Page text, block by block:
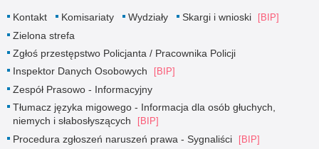
Kontakt Komisariaty Wydziały
Skargi i wnioski
Zielona strefa
Zgłoś przestępstwo Policjanta / Pracownika Policji
Inspektor Danych Osobowych
Zespół Prasowo - Informacyjny
Tłumacz języka migowego - Informacja dla osób głuchych,
niemych i słabosłyszących
Procedura zgłoszeń naruszeń prawa - Sygnaliści